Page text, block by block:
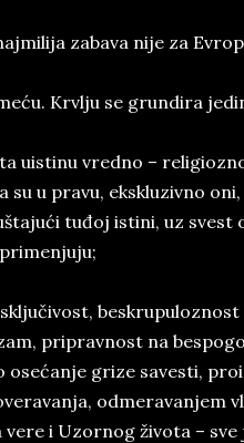
zabava nije za
Krvlju se grundira
uistinu vredno –
su u pravu, ekskluzivno
tuđoj istini, uz
beskrupuloznost
pripravnost na
grize savesti,
odmeravanjem
i Uzornog života –